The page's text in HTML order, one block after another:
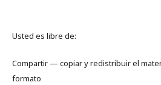
Usted es libre de:
Compartir — copiar y redistribuir el
formato